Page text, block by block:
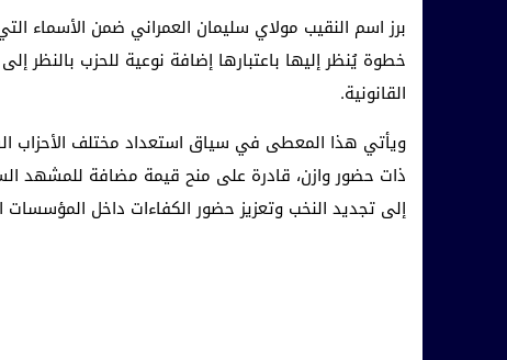
برز اسم النقيب مولاي سليمان العمراني ضمن الأسماء
خطوة يُنظر إليها باعتبارها إضافة نوعية للحزب بالنظر
القانونية.
ويأتي هذا المعطى في سياق استعداد مختلف الأحزاب
ذات حضور وازن، قادرة على منح قيمة مضافة للمشهد
إلى تجديد النخب وتعزيز حضور الكفاءات داخل المؤسسات